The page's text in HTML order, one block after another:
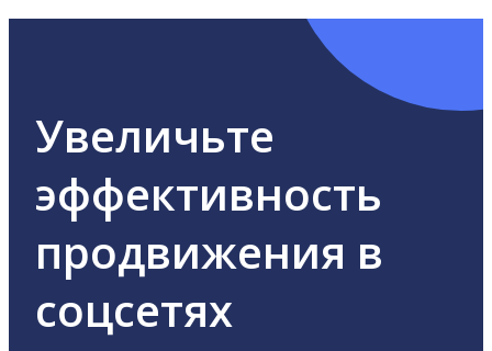
Увеличьте
эффективность
продвижения в
соцсетях